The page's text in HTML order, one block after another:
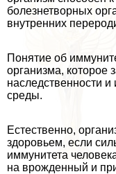
болезнетворных
внутренних
Понятие об
организма, которое
наследственности
среды.
Естественно,
здоровьем, если
иммунитета
на врожденный и